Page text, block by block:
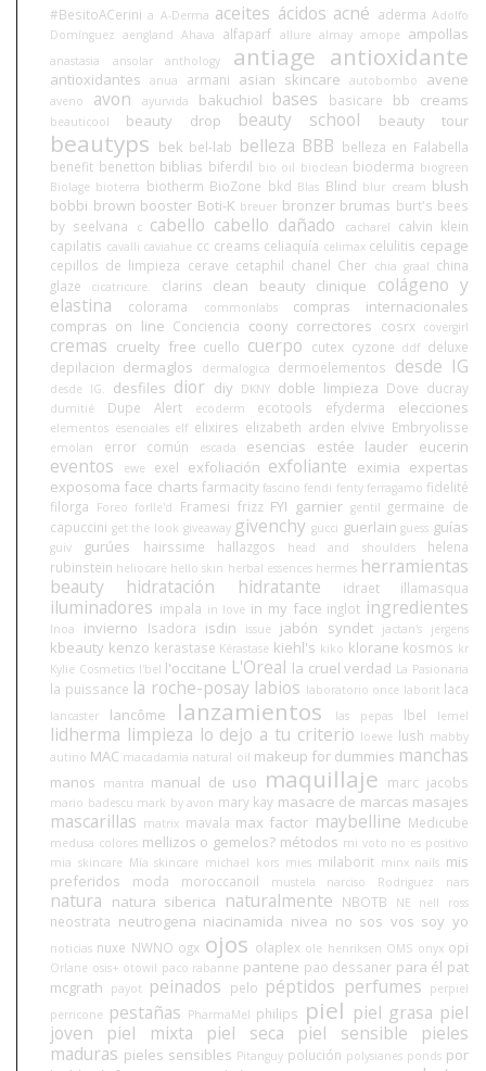
#BesitoACerini a A-Derma aceites ácidos acné aderma Adolfo
Domínguez aengland Ahava alfaparf allure almay amope ampollas
anastasia ansolar anthology antiage antioxidante
antioxidantes anua armani asian skincare autobombo avene
aveno avon ayurvida bakuchiol bases basicare bb creams
beauticool beauty drop beauty school beauty tour
beautyps bek bel-lab belleza BBB belleza en Falabella
benefit benetton biblias biferdil bio oil bioclean bioderma biogreen
Biolage bioterra biotherm BioZone bkd Blas Blind blur cream blush
bobbi brown booster Boti-K breuer bronzer brumas burt's bees
by seelvana
c cabello cabello dañado cacharel
calvin klein
capilatis cavalli caviahue cc creams celiaquía celimax celulitis cepage
cepillos de limpieza cerave cetaphil chanel Cher chia graal china
glaze
cicatricure. clarins clean beauty clinique
colágeno y
elastina
colorama commonlabs
compras internacionales
compras on line Conciencia coony correctores cosrx covergirl
cremas cruelty free cuello cuerpo cutex cyzone ddf deluxe
depilacion dermaglos dermalogica dermoelementos desde IG
desde IG. desfiles dior diy DKNY doble limpieza Dove ducray
dumitié Dupe Alert ecoderm ecotools efyderma elecciones
elementos esenciales elf elixires elizabeth arden elvive Embryolisse
emolan error común escada esencias estée lauder eucerin
eventos ewe exel exfoliación exfoliante eximia expertas
exposoma face charts farmacity fascino fendi fenty ferragamo fidelité
filorga
Foreo forlle'd Framesi frizz FYI garnier gentil germaine de
capuccini get the look giveaway givenchy gucci guerlain guess guías
guiv gurúes hairssime hallazgos head and shoulders
helena
rubinstein heliocare hello skin herbal essences hermes herramientas
beauty
hidratación hidratante idraet illamasqua
iluminadores impala in love in my face inglot ingredientes
Inoa invierno Isadora isdin issue jabón syndet jactan's jergens
kbeauty kenzo kerastase Kérastase kiehl's kiko klorane kosmos kr
Kylie Cosmetics l'bel l'occitane L'Oreal la cruel verdad La Pasionaria
la puissance la roche-posay labios laboratorio once laborit laca
lancaster lancôme lanzamientos las pepas lbel lemel
lidherma limpieza lo dejo a tu criterio loewe lush mabby
autino MAC macadamia natural oil makeup for dummies manchas
manos mantra manual de uso maquillaje marc jacobs
mario badescu mark by avon mary kay masacre de marcas masajes
mascarillas matrix mavala max factor maybelline Medicube
medusa colores mellizos o gemelos? métodos mi voto no es positivo
mia skincare Mía skincare michael kors mies milaborit minx nails mis
preferidos
moda moroccanoil mustela narciso Rodriguez nars
natura natura siberica naturalmente NBOTB NE nell ross
neostrata neutrogena niacinamida nivea no sos vos soy yo
noticias nuxe NWNO ogx ojos olaplex ole henriksen OMS onyx opi
Orlane osis+ otowil paco rabanne pantene pao dessaner para él pat
mcgrath
payot peinados pelo péptidos perfumes
perpiel
perricone pestañas PharmaMel philips piel piel grasa piel
joven
piel mixta piel seca piel sensible
pieles
maduras pieles sensibles Pitanguy polución polysianes ponds por